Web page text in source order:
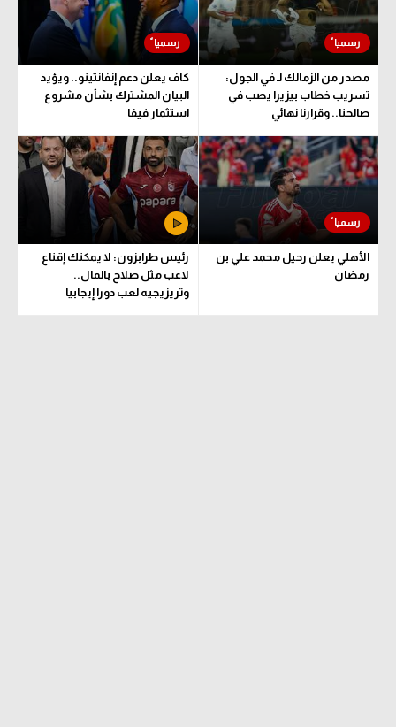
الوطن العربي
في المونديال
رياضة نسائية
أمريكا
ركن الألعاب
أقسام خاصة
Gamers
مصدر من الزمالك لـ في الجول:
تسريب خطاب بيزيرا يصب في
صالحنا.. وقرارنا نهائي
كاف يعلن دعم إنفانتينو.. ويؤيد
البيان المشترك بشأن مشروع
استثمار فيفا
الأهلي يعلن رحيل محمد علي بن
رمضان
رئيس طرابزون: لا يمكنك إقناع
لاعب مثل صلاح بالمال..
وتريزيجيه لعب دورا إيجابيا